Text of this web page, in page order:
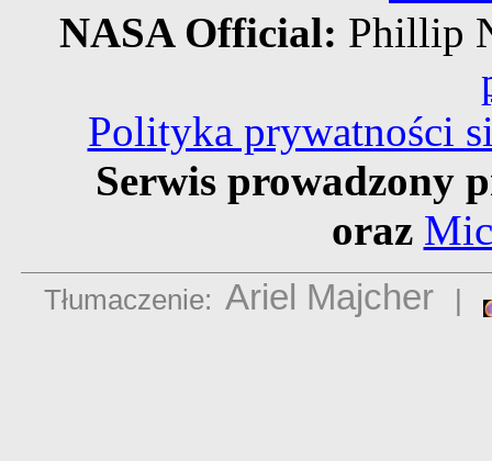
NASA Official: Phillip
Polityka prywatności
Serwis prowadzony
oraz
Tłumaczenie: Ariel Majcher |